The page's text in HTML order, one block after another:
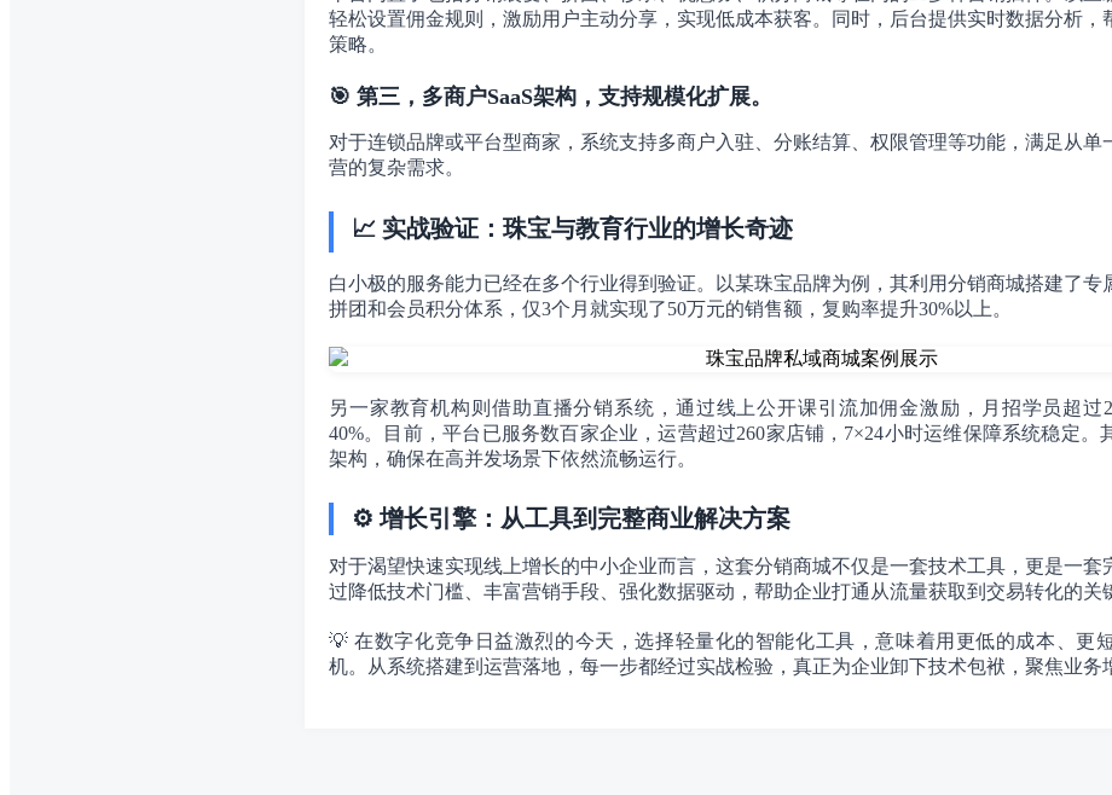
轻松设置佣金规则，激励用户主动分享，实现低成本获客。同时，后台提供实时数据分析，
策略。
🎯 第三，多商户SaaS架构，支持规模化扩展。
对于连锁品牌或平台型商家，系统支持多商户入驻、分账结算、权限管理等功能，满足从单
营的复杂需求。
📈 实战验证：珠宝与教育行业的增长奇迹
白小极的服务能力已经在多个行业得到验证。以某珠宝品牌为例，其利用分销商城搭建了专
拼团和会员积分体系，仅3个月就实现了50万元的销售额，复购率提升30%以上。
另一家教育机构则借助直播分销系统，通过线上公开课引流加佣金激励，月招学员超过
40%。目前，平台已服务数百家企业，运营超过260家店铺，7×24小时运维保障系统稳定。
架构，确保在高并发场景下依然流畅运行。
⚙️ 增长引擎：从工具到完整商业解决方案
对于渴望快速实现线上增长的中小企业而言，这套分销商城不仅是一套技术工具，更是一套
过降低技术门槛、丰富营销手段、强化数据驱动，帮助企业打通从流量获取到交易转化的关
💡 在数字化竞争日益激烈的今天，选择轻量化的智能化工具，意味着用更低的成本、更
机。从系统搭建到运营落地，每一步都经过实战检验，真正为企业卸下技术包袱，聚焦业务